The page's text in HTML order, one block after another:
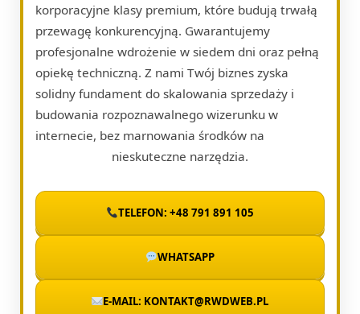
korporacyjne klasy premium, które budują trwałą
przewagę konkurencyjną. Gwarantujemy
profesjonalne wdrożenie w siedem dni oraz pełną
opiekę techniczną. Z nami Twój biznes zyska
solidny fundament do skalowania sprzedaży i
budowania rozpoznawalnego wizerunku w
internecie, bez marnowania środków na
nieskuteczne narzędzia.
TELEFON: +48 791 891 105
WHATSAPP
E-MAIL: KONTAKT@RWDWEB.PL